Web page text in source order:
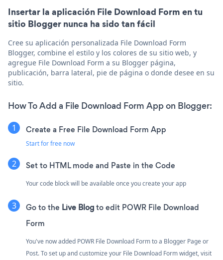
Insertar la aplicación File Download Form en tu
sitio Blogger nunca ha sido tan fácil
Cree su aplicación personalizada File Download Form
Blogger, combine el estilo y los colores de su sitio web, y
agregue File Download Form a su Blogger página,
publicación, barra lateral, pie de página o donde desee en su
sitio.
How To Add a File Download Form App on Blogger:
Create a Free File Download Form App
Start for free now
Set to HTML mode and Paste in the Code
Your code block will be available once you create your app
Go to the Live Blogto edit POWR File Download
Form
You've now added POWR File Download Form to a Blogger Page or
Post. To set up and customize your File Download Form widget, visit